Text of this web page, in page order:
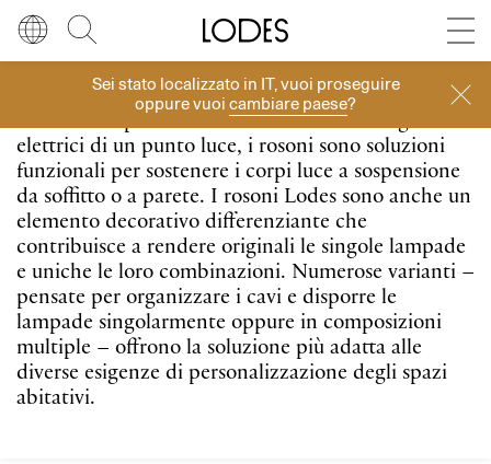
Sei stato localizzato in IT, vuoi proseguire
oppure vuoicambiare paese?
LinguaItaliano
Italiano
English
Français
Deutsch
Español
Regione Europa
Europa
Nord America
Resto del mondo
Store locator Press room
Diesel Living with Lodes
Sistemi che permettono di occultare i collegamenti
elettrici di un punto luce, i rosoni sono soluzioni
funzionali per sostenere i corpi luce a sospensione
da soffitto o a parete. I rosoni Lodes sono anche un
elemento decorativo differenziante che
contribuisce a rendere originali le singole lampade
e uniche le loro combinazioni. Numerose varianti –
pensate per organizzare i cavi e disporre le
lampade singolarmente oppure in composizioni
multiple – offrono la soluzione più adatta alle
diverse esigenze di personalizzazione degli spazi
abitativi.